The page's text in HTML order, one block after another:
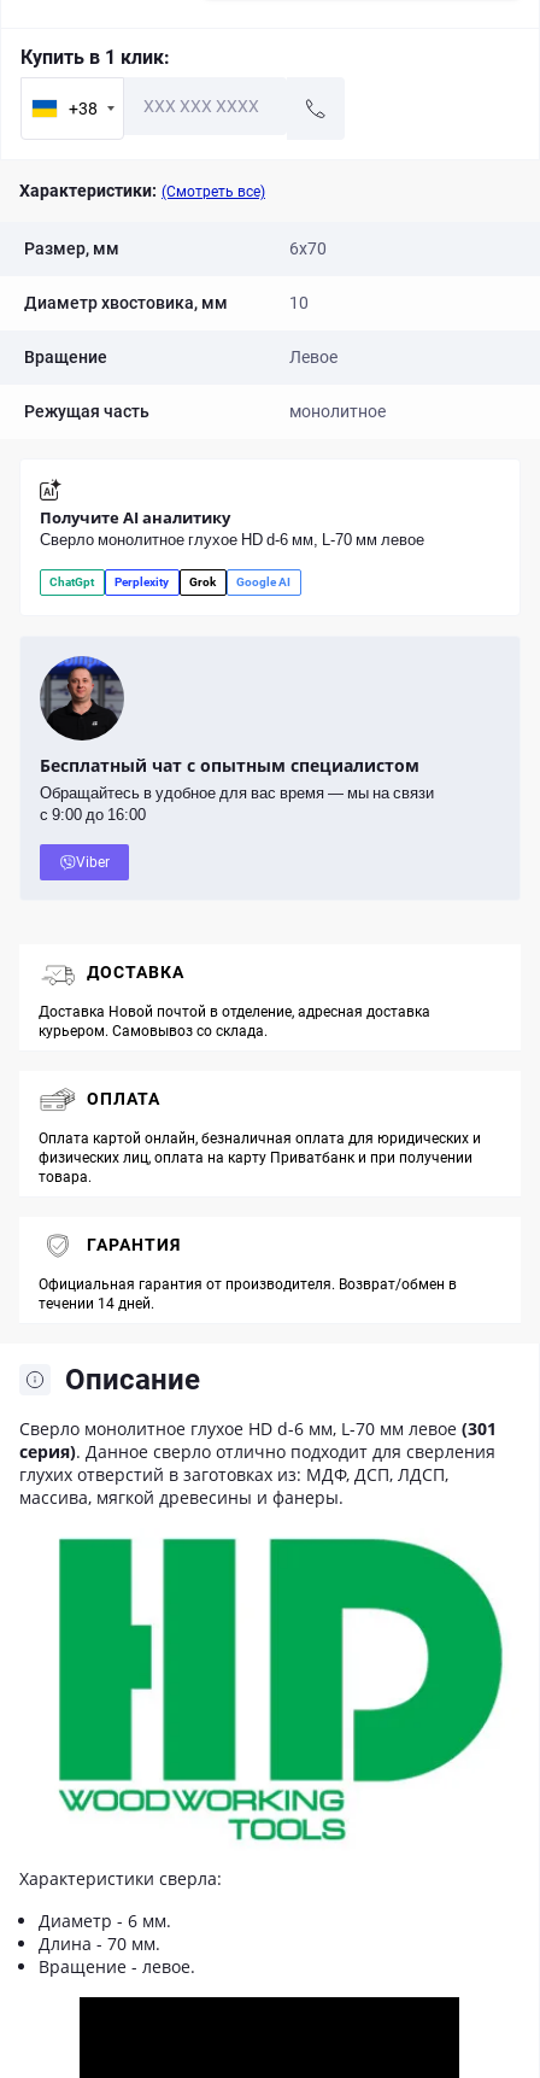
Купить в 1 клик:
+38
Характеристики: (Смотреть все)
Размер, мм 6x70
Диаметр хвостовика, мм 10
Вращение Левое
Режущая часть монолитное
Получите AI аналитику
Сверло монолитное глухое HD d-6 мм, L-70 мм левое
ChatGpt Perplexity Grok Google AI
Бесплатный чат с опытным специалистом
Обращайтесь в удобное для вас время — мы на связи
с 9:00 до 16:00
Viber
Описание
Сверло монолитное глухое HD d-6 мм, L-70 мм левое (301
серия). Данное сверло отлично подходит для сверления
глухих отверстий в заготовках из: МДФ, ДСП, ЛДСП,
массива, мягкой древесины и фанеры.
Характеристики сверла:
Диаметр - 6 мм.
Длина - 70 мм.
Вращение - левое.
ДОСТАВКА
Доставка Новой почтой в отделение, адресная доставка
курьером. Самовывоз со склада.
ОПЛАТА
Оплата картой онлайн, безналичная оплата для юридических и
физических лиц, оплата на карту Приватбанк и при получении
товара.
ГАРАНТИЯ
Официальная гарантия от производителя. Возврат/обмен в
течении 14 дней.